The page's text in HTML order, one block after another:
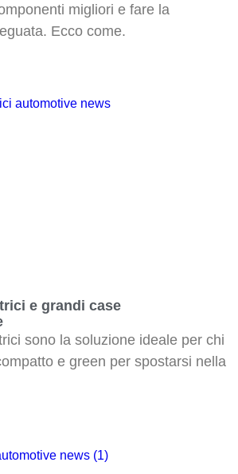
migliori e fare la
Ecco come.
e grandi case
sono la soluzione ideale per chi
e green per spostarsi nella